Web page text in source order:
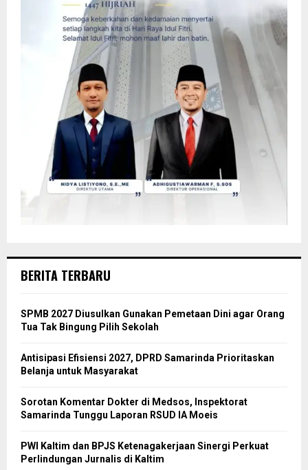
BERITA TERBARU
SPMB 2027 Diusulkan Gunakan Pemetaan Dini agar Orang
Tua Tak Bingung Pilih Sekolah
Antisipasi Efisiensi 2027, DPRD Samarinda Prioritaskan
Belanja untuk Masyarakat
Sorotan Komentar Dokter di Medsos, Inspektorat
Samarinda Tunggu Laporan RSUD IA Moeis
PWI Kaltim dan BPJS Ketenagakerjaan Sinergi Perkuat
Perlindungan Jurnalis di Kaltim